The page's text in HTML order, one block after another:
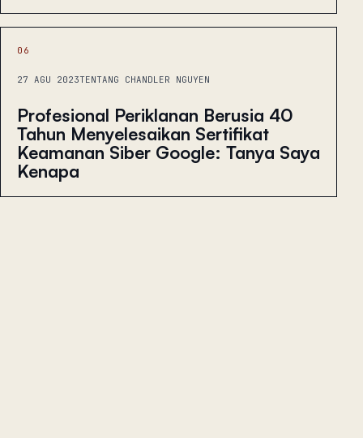
06
27 AGU 2023TENTANG CHANDLER NGUYEN
Profesional Periklanan Berusia 40
Tahun Menyelesaikan Sertifikat
Keamanan Siber Google: Tanya Saya
Kenapa